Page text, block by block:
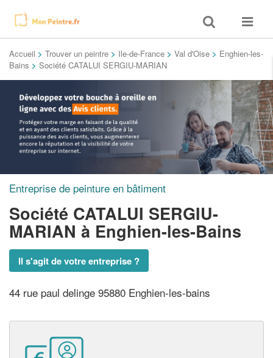
Toggle
search
Toggle
Accueil > Trouver un peintre > Ile-de-France > Val d'Oise > Enghien-les-
Bains > Société CATALUI SERGIU-MARIAN
Entreprise de peinture en bâtiment
Société CATALUI SERGIU-
MARIAN à Enghien-les-Bains
Il s'agit de votre entreprise ?
44 rue paul delinge 95880 Enghien-les-bains